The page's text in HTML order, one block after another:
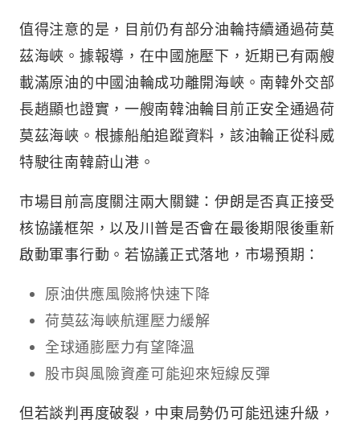
值得注意的是，目前仍有部分油輪持續通過荷莫
茲海峽。據報導，在中國施壓下，近期已有兩艘
載滿原油的中國油輪成功離開海峽。南韓外交部
長趙顯也證實，一艘南韓油輪目前正安全通過荷
莫茲海峽。根據船舶追蹤資料，該油輪正從科威
特駛往南韓蔚山港。
市場目前高度關注兩大關鍵：伊朗是否真正接受
核協議框架，以及川普是否會在最後期限後重新
啟動軍事行動。若協議正式落地，市場預期：
原油供應風險將快速下降
荷莫茲海峽航運壓力緩解
全球通膨壓力有望降溫
股市與風險資產可能迎來短線反彈
但若談判再度破裂，中東局勢仍可能迅速升級，